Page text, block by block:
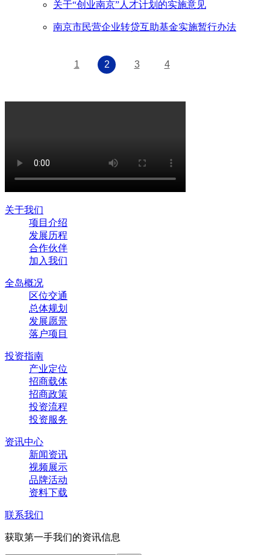
关于“创业南京”人才计划的实施意见
南京市民营企业转贷互助基金实施暂行办法
1 2 3 4
关于我们
项目介绍
发展历程
合作伙伴
加入我们
全岛概况
区位交通
总体规划
发展愿景
落户项目
投资指南
产业定位
招商载体
招商政策
投资流程
投资服务
资讯中心
新闻资讯
视频展示
品牌活动
资料下载
联系我们
获取第一手我们的资讯信息